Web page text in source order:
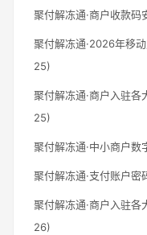
聚付解冻通·商户收款
聚付解冻通·2026年移
25)
聚付解冻通·商户入驻
25)
聚付解冻通·中小商户
聚付解冻通·支付账户
聚付解冻通·商户入驻
26)